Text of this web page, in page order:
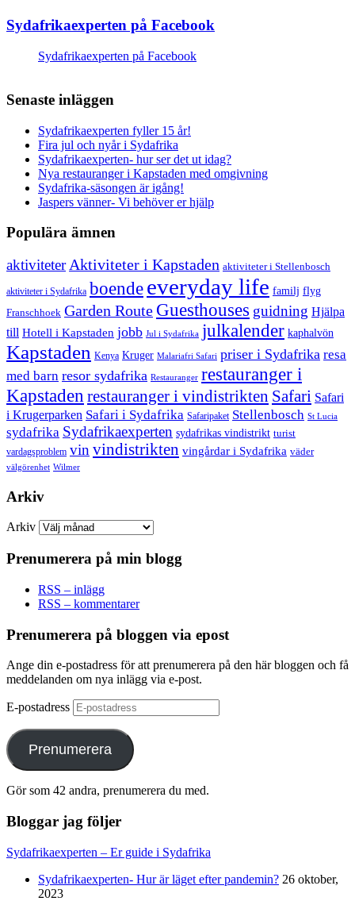
Sydafrikaexperten på Facebook
Sydafrikaexperten på Facebook
Senaste inläggen
Sydafrikaexperten fyller 15 år!
Fira jul och nyår i Sydafrika
Sydafrikaexperten- hur ser det ut idag?
Nya restauranger i Kapstaden med omgivning
Sydafrika-säsongen är igång!
Jaspers vänner- Vi behöver er hjälp
Populära ämnen
aktiviteter Aktiviteter i Kapstaden aktiviteter i Stellenbosch
aktiviteter i Sydafrika boende everyday life familj flyg
Franschhoek Garden Route Guesthouses guidning Hjälpa
till Hotell i Kapstaden jobb Jul i Sydafrika julkalender kaphalvön
Kapstaden Kenya Kruger Malariafri Safari priser i Sydafrika resa
med barn resor sydafrika Restauranger restauranger i
Kapstaden restauranger i vindistrikten Safari Safari
i Krugerparken Safari i Sydafrika Safaripaket Stellenbosch St Lucia
sydafrika Sydafrikaexperten sydafrikas vindistrikt turist
vardagsproblem vin vindistrikten vingårdar i Sydafrika väder
välgörenhet Wilmer
Arkiv
Arkiv
Prenumerera på min blogg
RSS – inlägg
RSS – kommentarer
Prenumerera på bloggen via epost
Ange din e-postadress för att prenumerera på den här bloggen och få
meddelanden om nya inlägg via e-post.
E-postadress
Prenumerera
Gör som 42 andra, prenumerera du med.
Bloggar jag följer
Sydafrikaexperten – Er guide i Sydafrika
Sydafrikaexperten- Hur är läget efter pandemin? 26 oktober,
2023